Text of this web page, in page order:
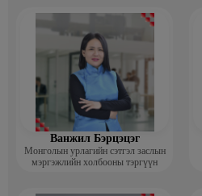
Ванжил Бэрцэцэг
Монголын урлагийн сэтгэл заслын
мэргэжлийн холбооны тэргүүн